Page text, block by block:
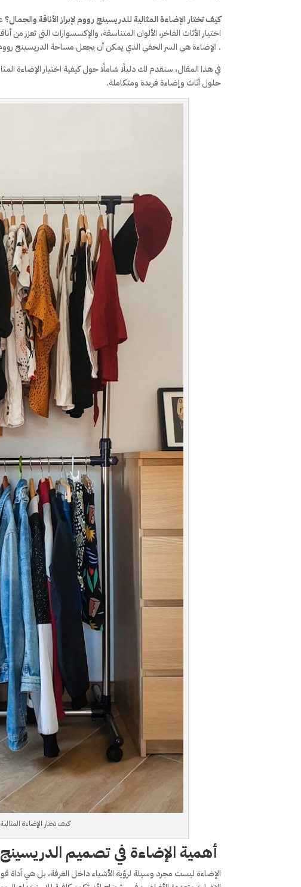
كيف تختار الإضاءة المثالية للدريسينج رووم لإبراز الأناقة والجمال؟
اختيار الأثاث الفاخر، الألوان المتناسقة، والإكسسوارات التي تعزز
. الإضاءة هي السر الخفي الذي يمكن أن يجعل مساحة الدريسينج رووم
في هذا المقال، سنقدم لك دليلًا شاملًا حول كيفية اختيار الإضاءة
حلول أثاث وإضاءة فريدة ومتكاملة.
كيف تختار الإضاءة
أهمية الإضاءة في تصميم
الإضاءة ليست مجرد وسيلة لرؤية الأشياء داخل الغرفة، بل هي أداة